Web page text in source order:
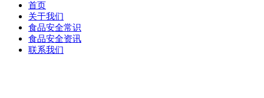
首页
关于我们
食品安全常识
食品安全资讯
联系我们